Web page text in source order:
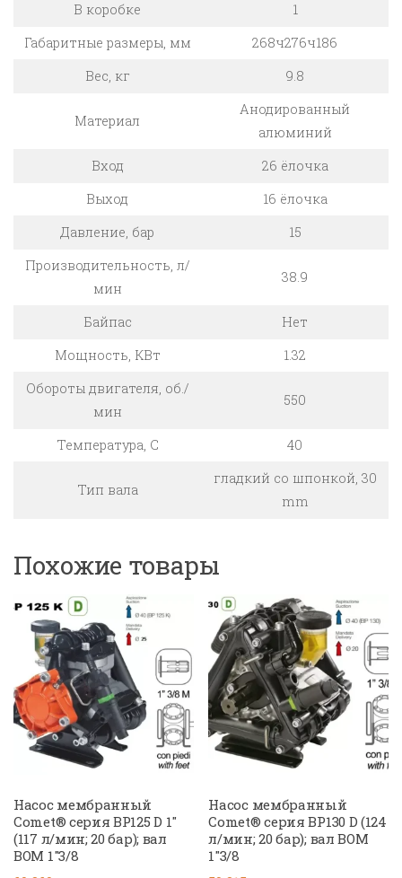
В коробке
1
Габаритные размеры, мм
268ч276ч186
Вес, кг
9.8
Материал
Анодированный
алюминий
Вход
26 ёлочка
Выход
16 ёлочка
Давление, бар
15
Производительность, л/
мин
38.9
Байпас
Нет
Мощность, КВт
1.32
Обороты двигателя, об./
мин
550
Температура, C 40
Тип вала
гладкий со шпонкой, 30
mm
Похожие товары
Насос мембранный
Comet® серия BP125 D 1″
(117 л/мин; 20 бар); вал
ВОМ 1″3/8
Насос мембранный
Comet® серия BP130 D (124
л/мин; 20 бар); вал ВОМ
1″3/8